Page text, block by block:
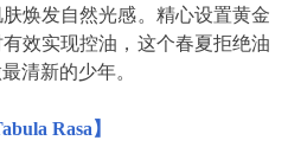
焕发自然光感。精心设置黄金
效实现控油，这个春夏拒绝油
清新的少年。
Rasa】